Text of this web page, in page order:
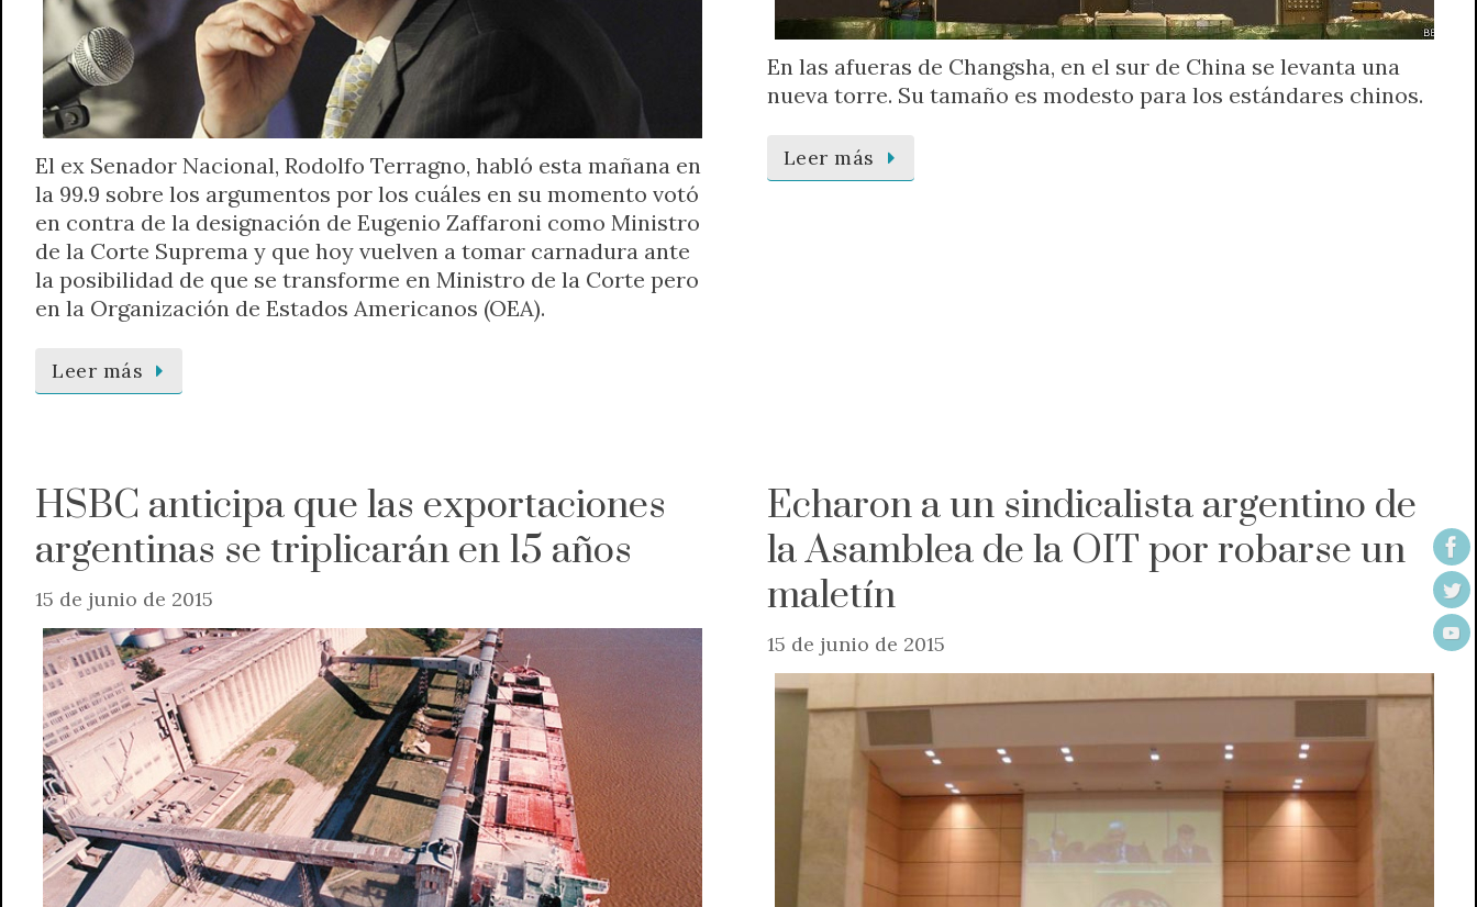
El ex Senador Nacional, Rodolfo Terragno, habló esta mañana en
la 99.9 sobre los argumentos por los cuáles en su momento votó
en contra de la designación de Eugenio Zaffaroni como Ministro
de la Corte Suprema y que hoy vuelven a tomar carnadura ante
la posibilidad de que se transforme en Ministro de la Corte pero
en la Organización de Estados Americanos (OEA).
Leer más
En las afueras de Changsha, en el sur de China se levanta una
nueva torre. Su tamaño es modesto para los estándares chinos.
Leer más
HSBC anticipa que las exportaciones
argentinas se triplicarán en 15 años
15 de junio de 2015
Echaron a un sindicalista argentino de
la Asamblea de la OIT por robarse un
maletín
15 de junio de 2015